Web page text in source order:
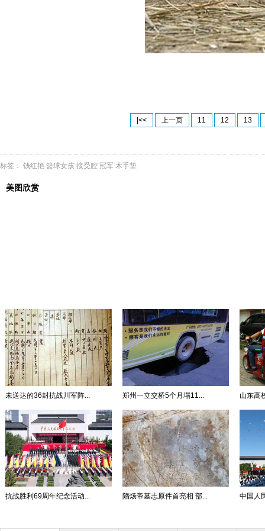
|<< 上一页 11 12 13
标签： 钱红艳 篮球女孩 接受腔 冠军 木手垫
美图欣赏
未送达的36封抗战川军阵... 郑州一立交桥5个月塌11... 山东高
抗战胜利69周年纪念活动... 隋炀帝墓志原件首亮相 部... 中国人